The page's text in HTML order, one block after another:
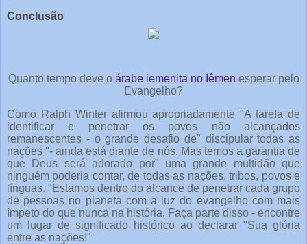
Conclusão
Quanto tempo deve o árabe iemenita no Iêmen esperar pelo
Evangelho?
Como Ralph Winter afirmou apropriadamente "A tarefa de
identificar e penetrar os povos não alcançados
remanescentes - o grande desafio de" discipular todas as
nações "- ainda está diante de nós. Mas temos a garantia de
que Deus será adorado por" uma grande multidão que
ninguém poderia contar, de todas as nações, tribos, povos e
línguas. "Estamos dentro do alcance de penetrar cada grupo
de pessoas no planeta com a luz do evangelho com mais
ímpeto do que nunca na história. Faça parte disso - encontre
um lugar de significado histórico ao declarar "Sua glória
entre as nações!"